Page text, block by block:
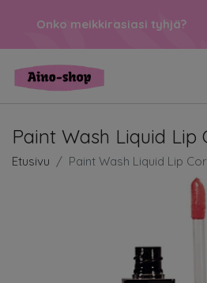
Onko meikkirasiasi tyhjä?
Paint Wash Liquid Lip
Etusivu Paint Wash Liquid Lip